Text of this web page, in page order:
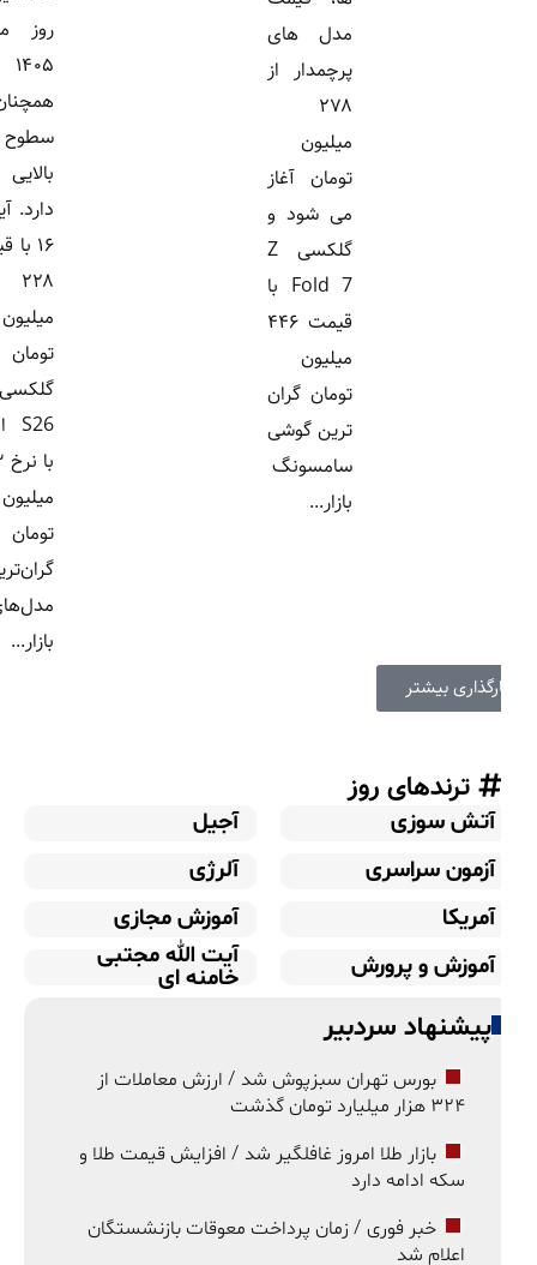
مدل های
پرچمدار از
میلیون
تومان آغاز
می شود و
گلکسی Z
Fold 7 با
قیمت ۴۴۶
میلیون
تومان گران
ترین گوشی
سامسونگ
بازار...
روز مرداد
۱۴۰۵
همچنان در
سطوح
بالایی قرار
دارد. آیفون
۱۶ با قیمت
میلیون
تومان و
گلکسی
S26 اولترا
با نرخ ۳۲۳
میلیون
تومان از
گران‌ترین
مدل‌های
بازار...
بیشتر
ترندهای روز
آتش سوزی
آجیل
آزمون سراسری
آلرژی
آمریکا
آموزش مجازی
آموزش و پرورش
آیت الله مجتبی
خامنه ای
پیشنهاد سردبیر
بورس تهران سبزپوش شد / ارزش معاملات از
بازار طلا امروز غافلگیر شد / افزایش قیمت طلا و
سکه ادامه دارد
خبر فوری / زمان پرداخت معوقات بازنشستگان
اعلام شد